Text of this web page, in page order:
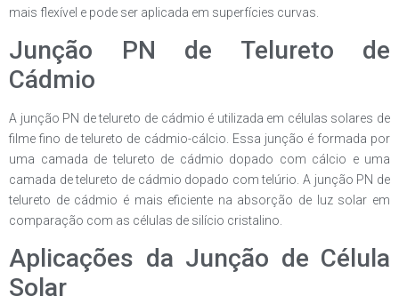
mais flexível e pode ser aplicada em superfícies curvas.
Junção PN de Telureto de
Cádmio
A junção PN de telureto de cádmio é utilizada em células solares de
filme fino de telureto de cádmio-cálcio. Essa junção é formada por
uma camada de telureto de cádmio dopado com cálcio e uma
camada de telureto de cádmio dopado com telúrio. A junção PN de
telureto de cádmio é mais eficiente na absorção de luz solar em
comparação com as células de silício cristalino.
Aplicações da Junção de Célula
Solar